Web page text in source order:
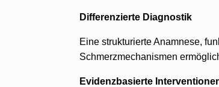
Differenzierte Diagnostik
Eine strukturierte Anamnese,
Schmerzmechanismen
Evidenzbasierte